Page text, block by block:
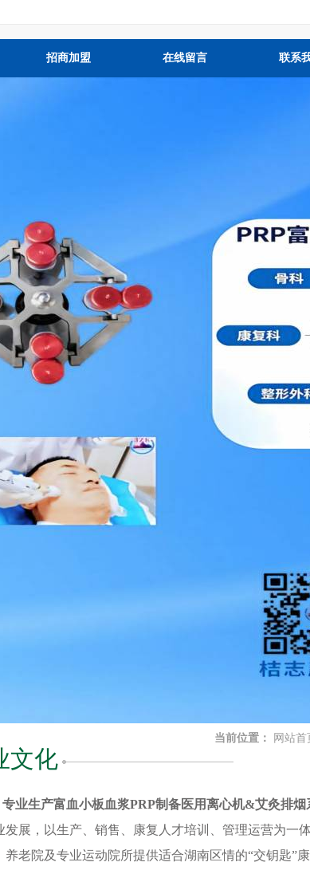
招商加盟 在线留言 联系
当前位置： 网站首
文化
专业生产富血小板血浆PRP制备医用离心机&艾灸排烟
展，以生产、销售、康复人才培训、管理运营为一
老院及专业运动院所提供适合湖南区情的“交钥匙”